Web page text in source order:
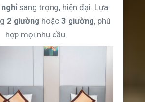
sang trọng, hiện đại. Lựa
2 giường hoặc 3 giường, phù
hợp mọi nhu cầu.